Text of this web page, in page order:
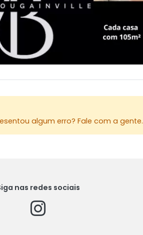
algum erro? Fale com a gente.
nas redes sociais